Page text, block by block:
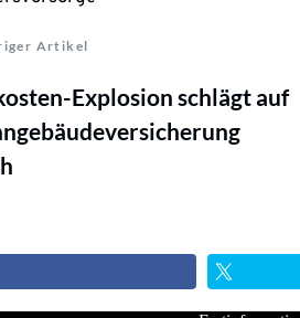
Artikel
Explosion schlägt auf